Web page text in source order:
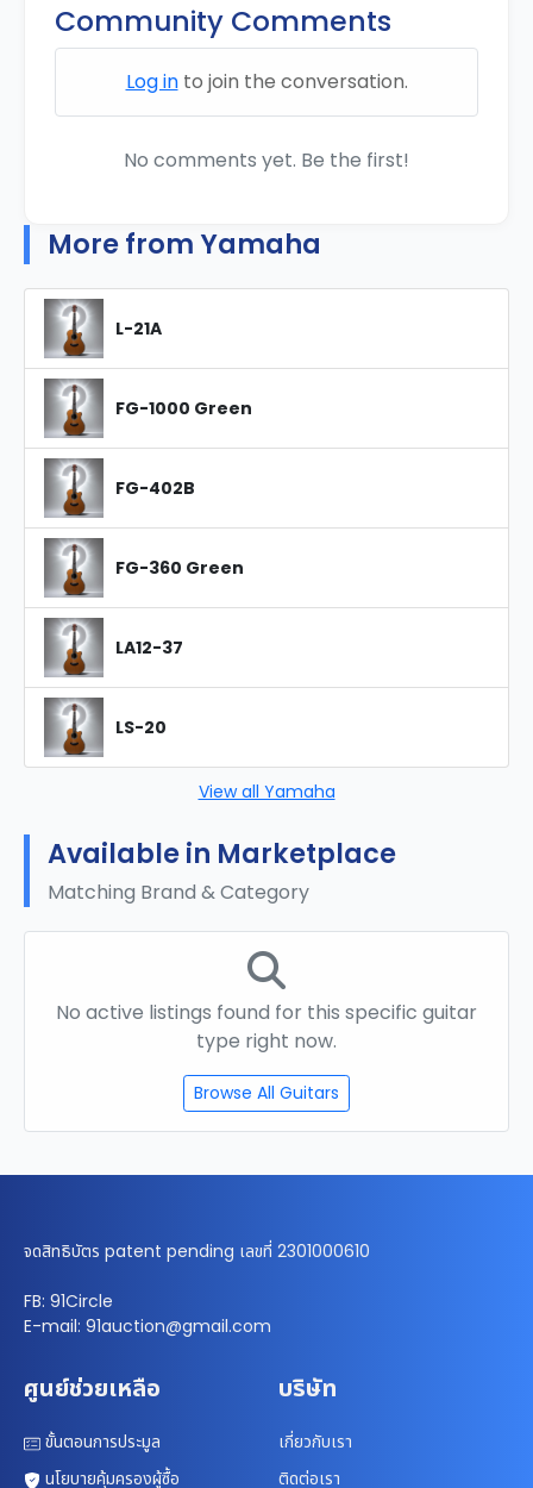
Community Comments
Log into join the conversation.
No comments yet. Be the first!
More from Yamaha
L-21A
FG-1000 Green
FG-402B
FG-360 Green
LA12-37
LS-20
View all Yamaha
Available in Marketplace
Matching Brand & Category
No active listings found for this specific guitar
type right now.
Browse All Guitars
จดสิทธิบัตร patent pending เลขที่ 2301000610
FB: 91Circle
E-mail: 91auction@gmail.com
ศูนย์ช่วยเหลือ
ขั้นตอนการประมูล
นโยบายคุ้มครองผู้ซื้อ
บริษัท
เกี่ยวกับเรา
ติดต่อเรา